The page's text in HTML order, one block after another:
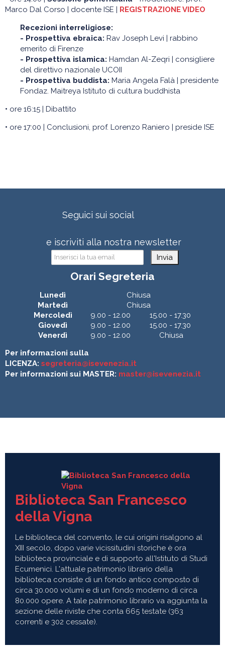
Marco Dal Corso | docente ISE | REGISTRAZIONE VIDEO
Recezioni interreligiose:
- Prospettiva ebraica: Rav Joseph Levi | rabbino
emerito di Firenze
- Prospettiva islamica: Hamdan Al-Zeqri | consigliere
del direttivo nazionale UCOII
- Prospettiva buddista: Maria Angela Falà | presidente
Fondaz. Maitreya Istituto di cultura buddhista
• ore 16:15 | Dibattito
• ore 17:00 | Conclusioni, prof. Lorenzo Raniero | preside ISE
Seguici sui social
e iscriviti alla nostra newsletter
Invia
Orari Segreteria
Lunedì
Chiusa
Martedì
Chiusa
Mercoledì
9.00 - 12.00
15.00 - 17.30
Giovedì
9.00 - 12.00
15.00 - 17.30
Venerdì
9.00 - 12.00
Chiusa
Per informazioni sulla
LICENZA: segreteria@isevenezia.it
Per informazioni sui MASTER: master@isevenezia.it
Biblioteca San Francesco
della Vigna
Le biblioteca del convento, le cui origini risalgono al
XIII secolo, dopo varie vicissitudini storiche è ora
biblioteca provinciale e di supporto all'Istituto di Studi
Ecumenici. L'attuale patrimonio librario della
biblioteca consiste di un fondo antico composto di
circa 30.000 volumi e di un fondo moderno di circa
80.000 opere. A tale patrimonio librario va aggiunta la
sezione delle riviste che conta 665 testate (363
correnti e 302 cessate).